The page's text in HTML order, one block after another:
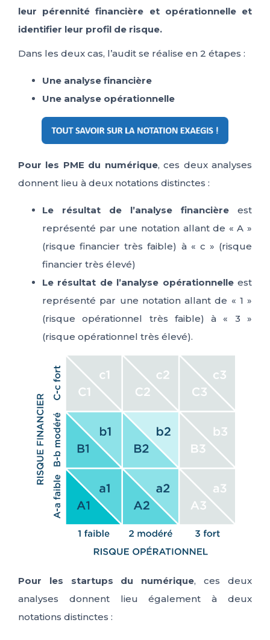
leur pérennité financière et opérationnelle et
identifier leur profil de risque.
Dans les deux cas, l’audit se réalise en 2 étapes :
Une analyse financière
Une analyse opérationnelle
Pour les PME du numérique, ces deux analyses
donnent lieu à deux notations distinctes :
Le résultat de l’analyse financière est
représenté par une notation allant de « A »
(risque financier très faible) à « c » (risque
financier très élevé)
Le résultat de l’analyse opérationnelleest
représenté par une notation allant de « 1 »
(risque opérationnel très faible) à « 3 »
(risque opérationnel très élevé).
Pour les startups du numérique, ces deux
analyses donnent lieu également à deux
notations distinctes :